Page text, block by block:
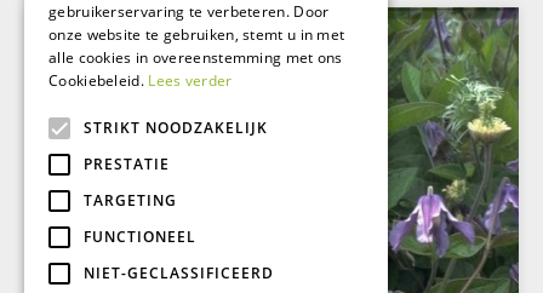
gebruikerservaring te verbeteren. Door
onze website te gebruiken, stemt u in met
alle cookies in overeenstemming met ons
Cookiebeleid. Lees verder
STRIKT NOODZAKELIJK
PRESTATIE
TARGETING
FUNCTIONEEL
NIET-GECLASSIFICEERD